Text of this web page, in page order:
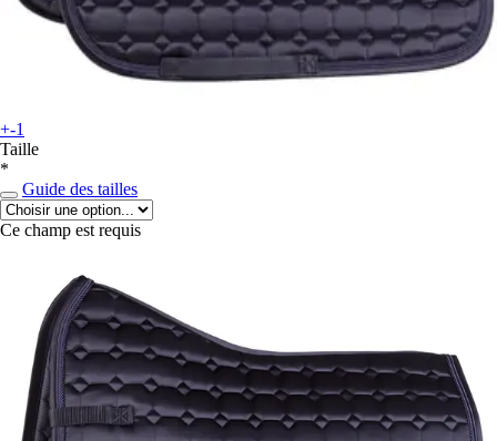
+-1
Taille
*
Guide des tailles
Ce champ est requis